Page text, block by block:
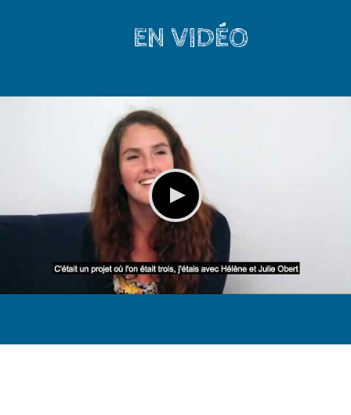
EN VIDÉO